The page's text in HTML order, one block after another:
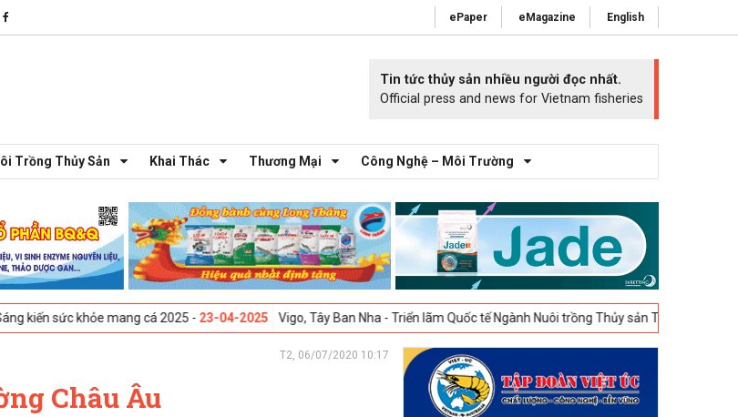
ePaper eMagazine English
Tin tức thủy sản nhiều người đọc nhất.
Official press and news for Vietnam fisheries
Trồng Thủy Sản Khai Thác Thương Mại Công Nghệ – Môi Trường
mang cá 2025 -23-04-2025 Vigo, Tây Ban Nha - Triển lãm Quốc tế Ngành Nuôi trồng Thủy sản Tây Ban Nha – Aquafuture
T2, 06/07/2020 10:17
Châu Âu